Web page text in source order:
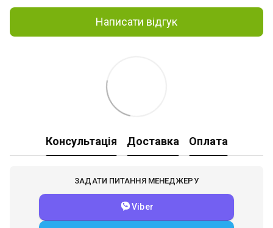
Написати відгук
Консультація Доставка Оплата
ЗАДАТИ ПИТАННЯ МЕНЕДЖЕРУ
Viber